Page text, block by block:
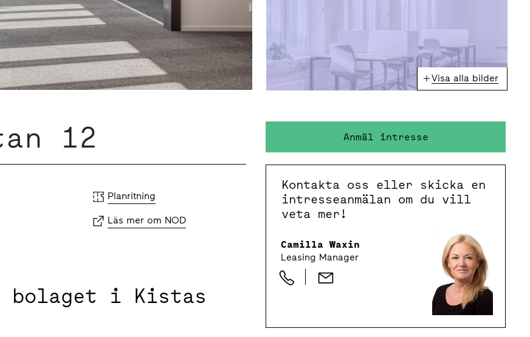
Visa alla bilder
12
Planritning
Läs mer om NOD
i Kistas
Anmäl intresse
Kontakta oss eller skicka en
intresseanmälan om du vill
veta mer!
Camilla Waxin
Leasing Manager